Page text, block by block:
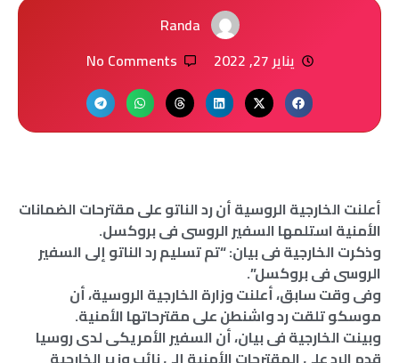
Randa
يناير 27, 2022
No Comments
أعلنت الخارجية الروسية أن رد الناتو على مقترحات الضمانات
الأمنية استلمها السفير الروسى فى بروكسل.
وذكرت الخارجية فى بيان: “تم تسليم رد الناتو إلى السفير
الروسى فى بروكسل”.
وفى وقت سابق، أعلنت وزارة الخارجية الروسية، أن
موسكو تلقت رد واشنطن على مقترحاتها الأمنية.
وبينت الخارجية فى بيان، أن السفير الأمريكى لدى روسيا